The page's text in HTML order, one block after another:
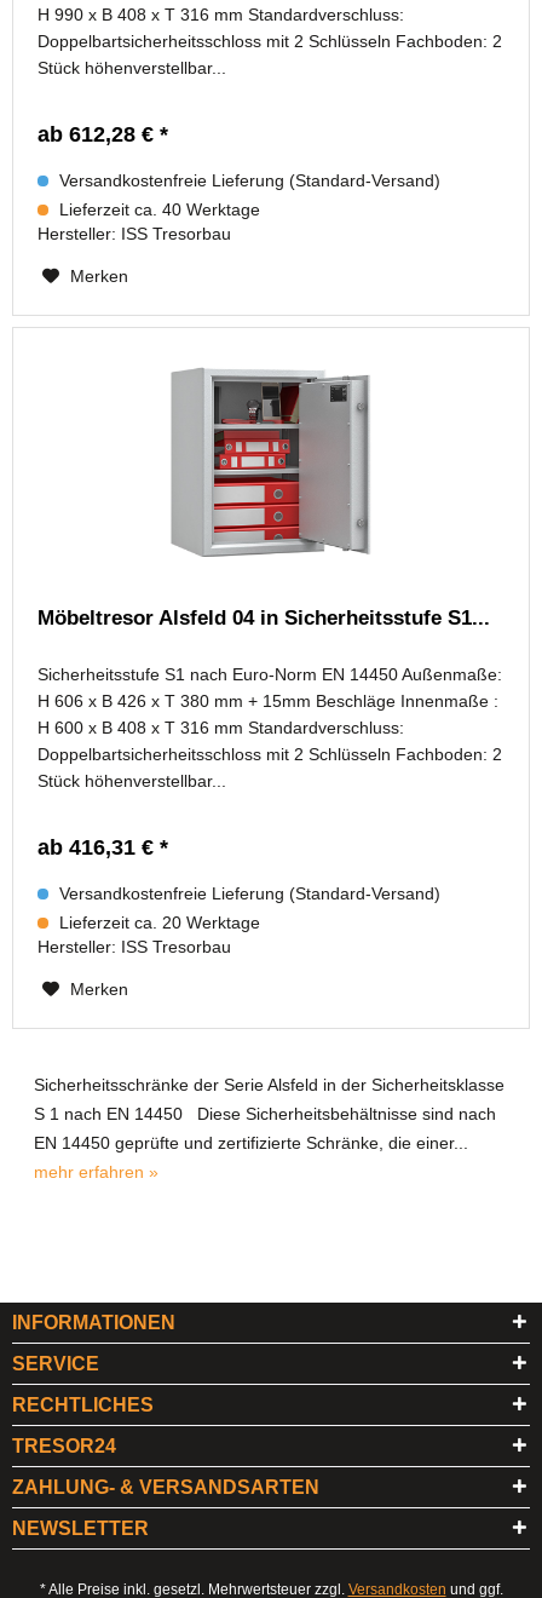
H 990 x B 408 x T 316 mm Standardverschluss:
Doppelbartsicherheitsschloss mit 2 Schlüsseln Fachboden: 2
Stück höhenverstellbar...
ab 612,28 € *
Versandkostenfreie Lieferung (Standard-Versand)
Lieferzeit ca. 40 Werktage
Hersteller: ISS Tresorbau
Merken
Möbeltresor Alsfeld 04 in Sicherheitsstufe S1...
Sicherheitsstufe S1 nach Euro-Norm EN 14450 Außenmaße:
H 606 x B 426 x T 380 mm + 15mm Beschläge Innenmaße :
H 600 x B 408 x T 316 mm Standardverschluss:
Doppelbartsicherheitsschloss mit 2 Schlüsseln Fachboden: 2
Stück höhenverstellbar...
ab 416,31 € *
Versandkostenfreie Lieferung (Standard-Versand)
Lieferzeit ca. 20 Werktage
Hersteller: ISS Tresorbau
Merken
Sicherheitsschränke der Serie Alsfeld in der Sicherheitsklasse
S 1 nach EN 14450 Diese Sicherheitsbehältnisse sind nach
EN 14450 geprüfte und zertifizierte Schränke, die einer...
mehr erfahren »
INFORMATIONEN
SERVICE
RECHTLICHES
TRESOR24
ZAHLUNG- & VERSANDSARTEN
NEWSLETTER
* Alle Preise inkl. gesetzl. Mehrwertsteuer zzgl. Versandkosten und ggf.